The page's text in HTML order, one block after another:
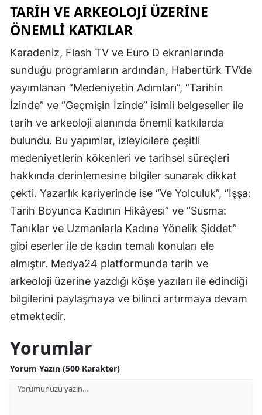
TARIH VE ARKEOLOJI ÜZERINE
ÖNEMLI KATKILAR
Karadeniz, Flash TV ve Euro D ekranlarında
sunduğu programların ardından, Habertürk TV’de
yayımlanan “Medeniyetin Adımları”, “Tarihin
İzinde” ve “Geçmişin İzinde” isimli belgeseller ile
tarih ve arkeoloji alanında önemli katkılarda
bulundu. Bu yapımlar, izleyicilere çeşitli
medeniyetlerin kökenleri ve tarihsel süreçleri
hakkında derinlemesine bilgiler sunarak dikkat
çekti. Yazarlık kariyerinde ise “Ve Yolculuk”, “İşşa:
Tarih Boyunca Kadının Hikâyesi” ve “Susma:
Tanıklar ve Uzmanlarla Kadına Yönelik Şiddet”
gibi eserler ile de kadın temalı konuları ele
almıştır. Medya24 platformunda tarih ve
arkeoloji üzerine yazdığı köşe yazıları ile edindiği
bilgilerini paylaşmaya ve bilinci artırmaya devam
etmektedir.
Yorumlar
Yorum Yazın (500 Karakter)